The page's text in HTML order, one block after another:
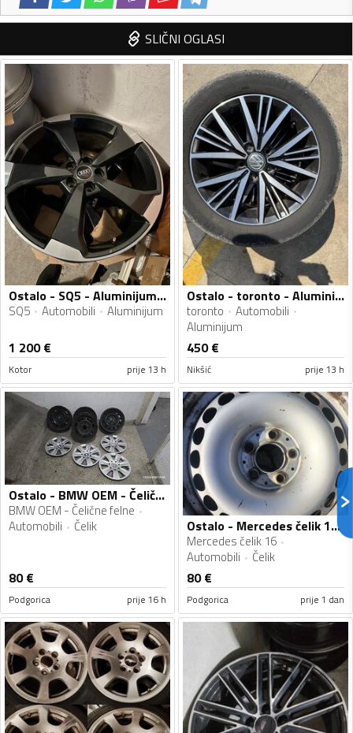
SLIČNI OGLASI
Ostalo - SQ5 - Aluminijum felne
SQ5 Automobili Aluminijum
1 200€
Kotor prije 13 h
Ostalo - toronto - Aluminijum felne
toronto
Automobili
Aluminijum
450€
Nikšić prije 13 h
Ostalo - BMW OEM - Čelične felne - Čelik felne
BMW OEM - Čelične felne
Automobili
Čelik
80€
Podgorica prije 16 h
Ostalo - Mercedes čelik 16 - Čelik felne
Mercedes čelik 16
Automobili
Čelik
80€
Podgorica prije 1 dan